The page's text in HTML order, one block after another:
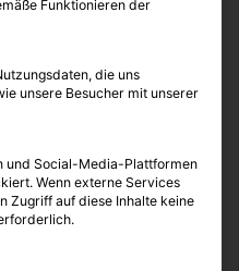
den USA feierte am
der vielleicht besten
Toten und der Rest der
auf die Jagd nach neuen
Hälfte der 16 neuen
Walking Dead
Funktionieren der
die uns
unsere Besucher mit unserer
und Social-Media-Plattformen
Wenn externe Services
Zugriff auf diese Inhalte keine